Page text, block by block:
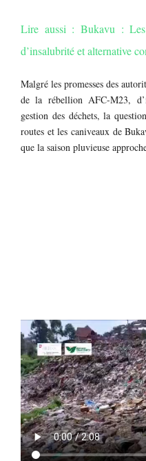
Lire aussi : Bukavu : Les
d’insalubrité et alternative
Malgré les promesses des
de la rébellion AFC-M23,
gestion des déchets, la
routes et les caniveaux de
que la saison pluvieuse